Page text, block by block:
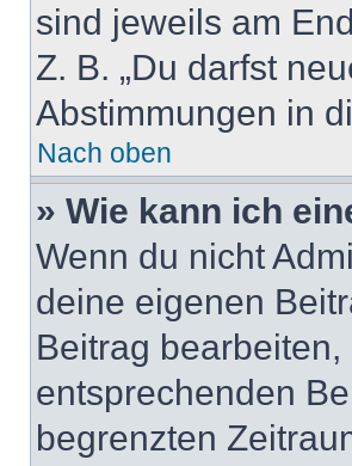
sind jeweils am
Z. B. „Du darfst
Abstimmungen in
Nach oben
» Wie kann ich
Wenn du nicht
deine eigenen
Beitrag bearbeiten,
entsprechenden
begrenzten